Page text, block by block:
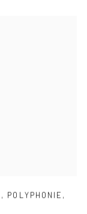
, POLYPHONIE ,